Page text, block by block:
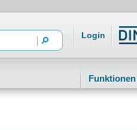
Login
Funktionen